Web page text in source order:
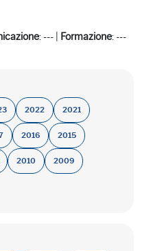
: --- | Formazione: ---
2022 2021
2016 2015
2010 2009